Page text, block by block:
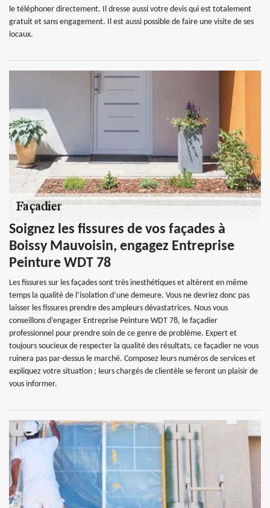
le téléphoner directement. Il dresse aussi votre devis qui est totalement
gratuit et sans engagement. Il est aussi possible de faire une visite de ses
locaux.
Soignez les fissures de vos façades à
Boissy Mauvoisin, engagez Entreprise
Peinture WDT 78
Les fissures sur les façades sont très inesthétiques et altèrent en même
temps la qualité de l’isolation d’une demeure. Vous ne devriez donc pas
laisser les fissures prendre des ampleurs dévastatrices. Nous vous
conseillons d’engager Entreprise Peinture WDT 78, le façadier
professionnel pour prendre soin de ce genre de problème. Expert et
toujours soucieux de respecter la qualité des résultats, ce façadier ne vous
ruinera pas par-dessus le marché. Composez leurs numéros de services et
expliquez votre situation ; leurs chargés de clientèle se feront un plaisir de
vous informer.